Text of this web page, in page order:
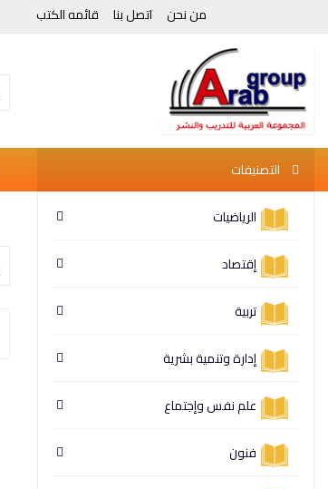
من نحن اتصل بنا قائمه الكتب
التصنيفات
الرياضيات
إقتصاد
تربية
إدارة وتنمية بشرية
علم نفس وإجتماع
فنون